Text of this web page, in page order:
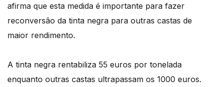
afirma que esta medida é importante para fazer
reconversão da tinta negra para outras castas de
maior rendimento.
A tinta negra rentabiliza 55 euros por tonelada
enquanto outras castas ultrapassam os 1000 euros.